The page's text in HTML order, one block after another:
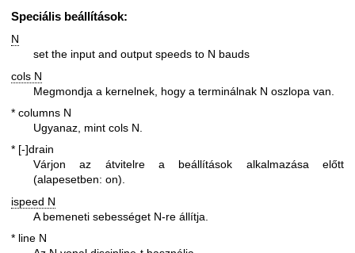
Speciális beállítások:
N
set the input and output speeds to N bauds
cols N
Megmondja a kernelnek, hogy a terminálnak N oszlopa van.
* columns N
Ugyanaz, mint cols N.
* [-]drain
Várjon az átvitelre a beállítások alkalmazása előtt
(alapesetben: on).
ispeed N
A bemeneti sebességet N-re állítja.
* line N